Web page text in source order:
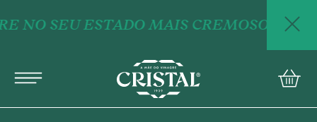
SEU ESTADO MAIS CREMOSO:
english conta
PRODUTOS